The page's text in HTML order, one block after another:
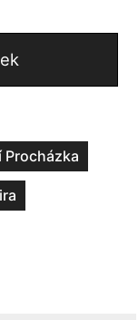
Procházka